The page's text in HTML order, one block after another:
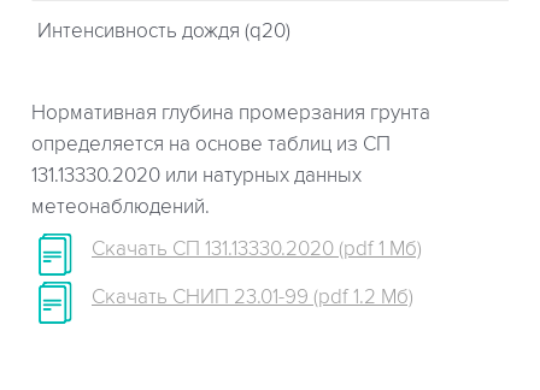
Интенсивность дождя (q20)
Нормативная глубина промерзания грунта
определяется на основе таблиц из СП
131.13330.2020 или натурных данных
метеонаблюдений.
Скачать СП 131.13330.2020 (pdf 1 Мб)
Скачать СНИП 23.01-99 (pdf 1.2 Мб)